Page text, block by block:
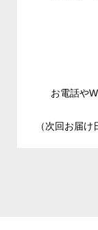
お電話や
（次回お届